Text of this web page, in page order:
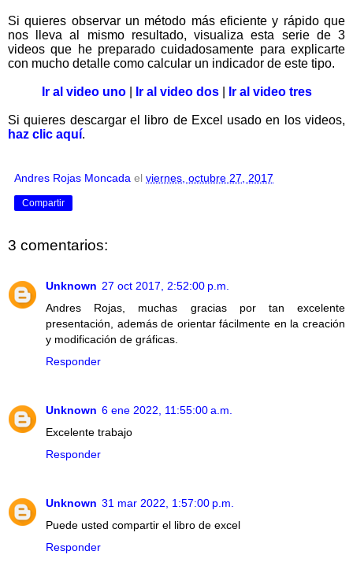
Si quieres observar un método más eficiente y rápido que
nos lleva al mismo resultado, visualiza esta serie de 3
videos que he preparado cuidadosamente para explicarte
con mucho detalle como calcular un indicador de este tipo.
Ir al video uno| Ir al video dos| Ir al video tres
Si quieres descargar el libro de Excel usado en los videos,
haz clic aquí.
Andres Rojas Moncada el viernes, octubre 27, 2017
Compartir
3 comentarios:
Unknown 27 oct 2017, 2:52:00 p.m.
Andres Rojas, muchas gracias por tan excelente
presentación, además de orientar fácilmente en la creación
y modificación de gráficas.
Responder
Unknown 6 ene 2022, 11:55:00 a.m.
Excelente trabajo
Responder
Unknown 31 mar 2022, 1:57:00 p.m.
Puede usted compartir el libro de excel
Responder